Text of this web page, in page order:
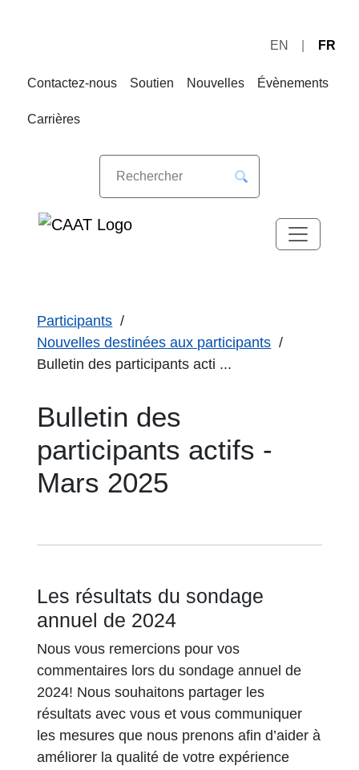
navigation
EN FR
Contactez-nous Soutien Nouvelles Évènements
Carrières
Participants
Nouvelles destinées aux participants
Bulletin des participants acti ...
Bulletin des
participants actifs -
Mars 2025
Les résultats du sondage
annuel de 2024
Nous vous remercions pour vos
commentaires lors du sondage annuel de
2024! Nous souhaitons partager les
résultats avec vous et vous communiquer
les mesures que nous prenons afin d’aider à
améliorer la qualité de votre expérience